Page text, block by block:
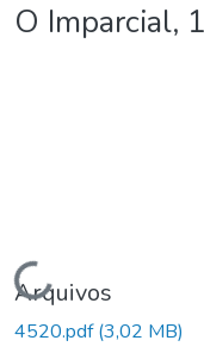
O Imparcial,
Carregando...
Arquivos
4520.pdf(3,02 MB)